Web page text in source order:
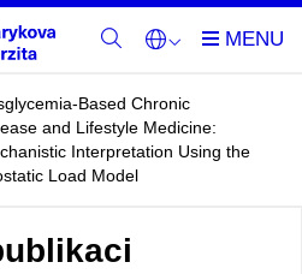
Based Chronic
and Lifestyle Medicine:
Interpretation Using the
Load Model